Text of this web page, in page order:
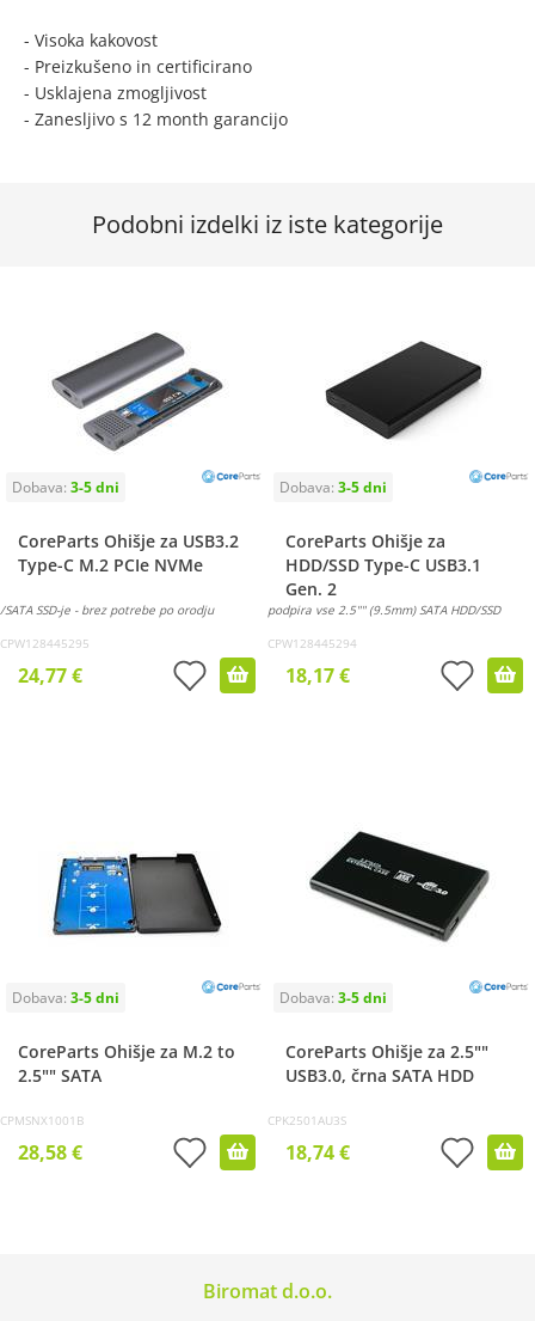
- Visoka kakovost
- Preizkušeno in certificirano
- Usklajena zmogljivost
- Zanesljivo s 12 month garancijo
Podobni izdelki iz iste kategorije
CoreParts Ohišje za USB3.2
Type-C M.2 PCIe NVMe
/SATA SSD-je - brez potrebe po orodju
CPW128445295
24,77 €
CoreParts Ohišje za
HDD/SSD Type-C USB3.1
Gen. 2
podpira vse 2.5"" (9.5mm) SATA HDD/SSD
CPW128445294
18,17 €
CoreParts Ohišje za M.2 to
2.5"" SATA
CPMSNX1001B
28,58 €
CoreParts Ohišje za 2.5""
USB3.0, črna SATA HDD
CPK2501AU3S
18,74 €
Biromat d.o.o.